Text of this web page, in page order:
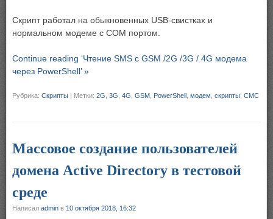
Скрипт работал на обыкновенных USB-свистках и
нормальном модеме с COM портом.
Continue reading ‘Чтение SMS с GSM /2G /3G / 4G модема
через PowerShell’ »
Рубрика: Скрипты | Метки: 2G 3G 4G GSM PowerShell модем скрипты СМС
Массовое создание пользователей
домена Active Directory в тестовой
среде
Написал admin в 10 октября 2018, 16:32